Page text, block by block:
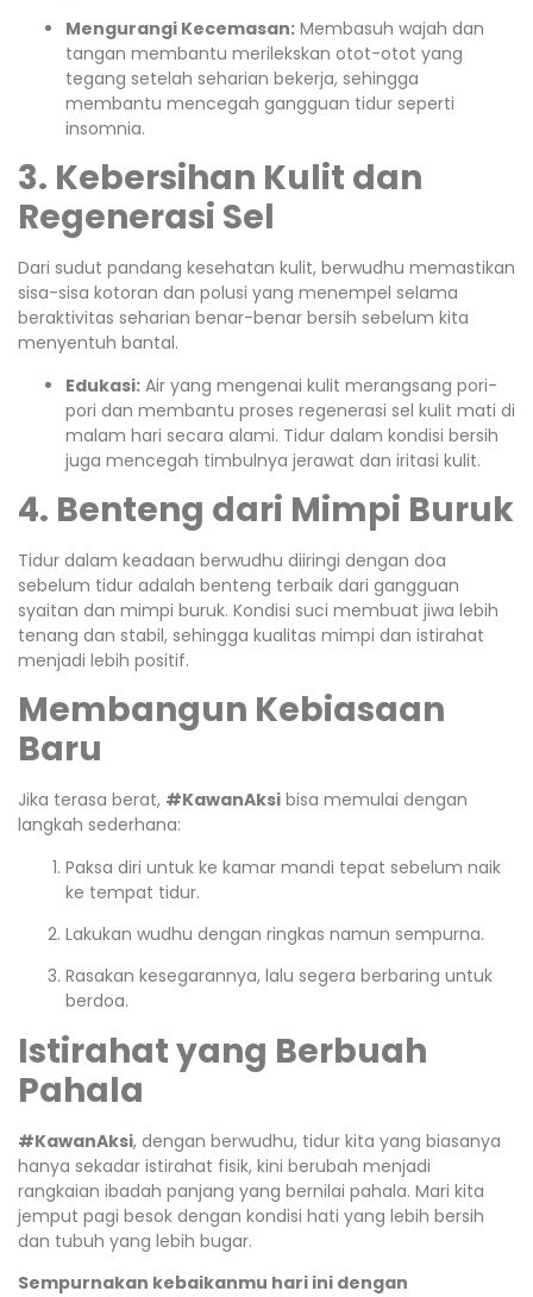
Mengurangi Kecemasan: Membasuh wajah dan
tangan membantu merilekskan otot-otot yang
tegang setelah seharian bekerja, sehingga
membantu mencegah gangguan tidur seperti
insomnia.
3. Kebersihan Kulit dan
Regenerasi Sel
Dari sudut pandang kesehatan kulit, berwudhu memastikan
sisa-sisa kotoran dan polusi yang menempel selama
beraktivitas seharian benar-benar bersih sebelum kita
menyentuh bantal.
Edukasi: Air yang mengenai kulit merangsang pori-
pori dan membantu proses regenerasi sel kulit mati di
malam hari secara alami. Tidur dalam kondisi bersih
juga mencegah timbulnya jerawat dan iritasi kulit.
4. Benteng dari Mimpi Buruk
Tidur dalam keadaan berwudhu diiringi dengan doa
sebelum tidur adalah benteng terbaik dari gangguan
syaitan dan mimpi buruk. Kondisi suci membuat jiwa lebih
tenang dan stabil, sehingga kualitas mimpi dan istirahat
menjadi lebih positif.
Membangun Kebiasaan
Baru
Jika terasa berat, #KawanAksi bisa memulai dengan
langkah sederhana:
Paksa diri untuk ke kamar mandi tepat sebelum naik
ke tempat tidur.
Lakukan wudhu dengan ringkas namun sempurna.
Rasakan kesegarannya, lalu segera berbaring untuk
berdoa.
Istirahat yang Berbuah
Pahala
#KawanAksi, dengan berwudhu, tidur kita yang biasanya
hanya sekadar istirahat fisik, kini berubah menjadi
rangkaian ibadah panjang yang bernilai pahala. Mari kita
jemput pagi besok dengan kondisi hati yang lebih bersih
dan tubuh yang lebih bugar.
Sempurnakan kebaikanmu hari ini dengan